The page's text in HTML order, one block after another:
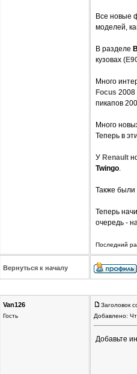
Все новые
моделей,
В разделе
кузовах (
Много
Focus 2008
пикапов
Много
Теперь в
У Renault
Twingo.
Также
Теперь
очередь -
Последний
Вернуться к началу
Van126
Гость
Заголовок
Добавлено:
Добавьте